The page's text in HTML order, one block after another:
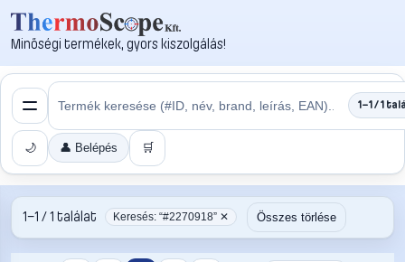
Minőségi termékek, gyors kiszolgálás!
1–1 / 1
🌙 👤 Belépés 🛒
1–1 / 1 találat Keresés: “#2270918” ✕ Összes törlése